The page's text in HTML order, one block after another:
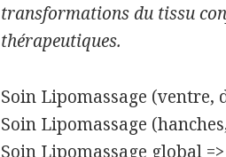
transformations du tissu
thérapeutiques.
Soin Lipomassage (ventre,
Soin Lipomassage
Soin Lipomassage global =>